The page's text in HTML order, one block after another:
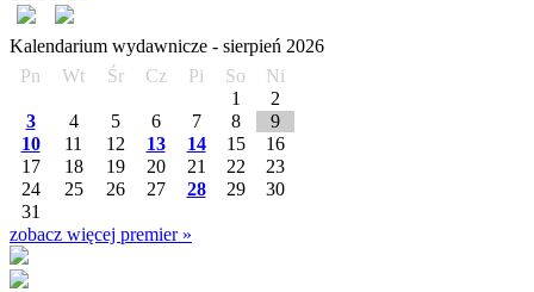
Kalendarium wydawnicze - sierpień 2026
Pn
Wt Śr Cz Pi So
Ni
1
2
3
4 5 6 7 8
9
10
11 12 13 14 15
16
17
18 19 20 21 22
23
24
25 26 27 28 29
30
31
zobacz więcej premier »